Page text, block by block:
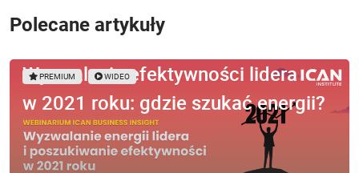
Polecane artykuły
Wyzwalanie efektywności lidera
w 2021 roku: gdzie szukać energii?
PREMIUM WIDEO